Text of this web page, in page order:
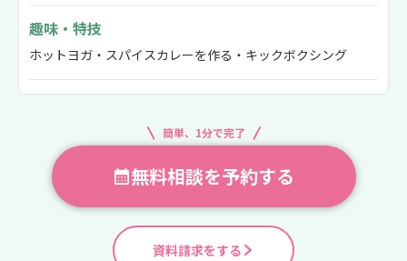
趣味・特技
ホットヨガ・スパイスカレーを作る・キックボクシング
簡単、1分で完了
無料相談を予約する
資料請求をする